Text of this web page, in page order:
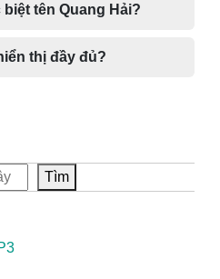
tên Quang Hải?
thị đầy đủ?
Tìm